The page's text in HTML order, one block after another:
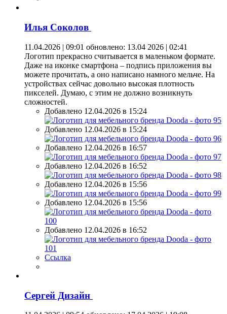
Илья Coкoлoв
11.04.2026 | 09:01 обновлено: 13.04 2026 | 02:41
Логотип прекрасно считывается в маленьком формате.
Даже на иконке смартфона – подпись приложения вы
можете прочитать, а оно написано намного мельче. На
устройствах сейчас довольно высокая плотность
пикселей. Думаю, с этим не должно возникнуть
сложностей.
Добавлено 12.04.2026 в 15:24
Добавлено 12.04.2026 в 15:24
Добавлено 12.04.2026 в 16:57
Добавлено 12.04.2026 в 16:52
Добавлено 12.04.2026 в 15:56
Добавлено 12.04.2026 в 15:56
Добавлено 12.04.2026 в 16:52
Ссылка
Сергей Дизайн